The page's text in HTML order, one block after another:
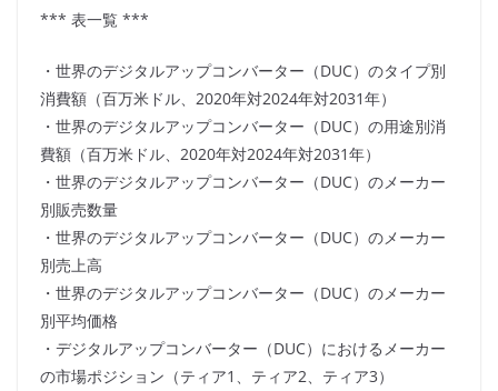
*** 表一覧 ***
・世界のデジタルアップコンバーター（DUC）のタイプ別
消費額（百万米ドル、2020年対2024年対2031年）
・世界のデジタルアップコンバーター（DUC）の用途別消
費額（百万米ドル、2020年対2024年対2031年）
・世界のデジタルアップコンバーター（DUC）のメーカー
別販売数量
・世界のデジタルアップコンバーター（DUC）のメーカー
別売上高
・世界のデジタルアップコンバーター（DUC）のメーカー
別平均価格
・デジタルアップコンバーター（DUC）におけるメーカー
の市場ポジション（ティア1、ティア2、ティア3）